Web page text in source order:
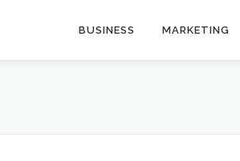
BUSINESS MARKETING